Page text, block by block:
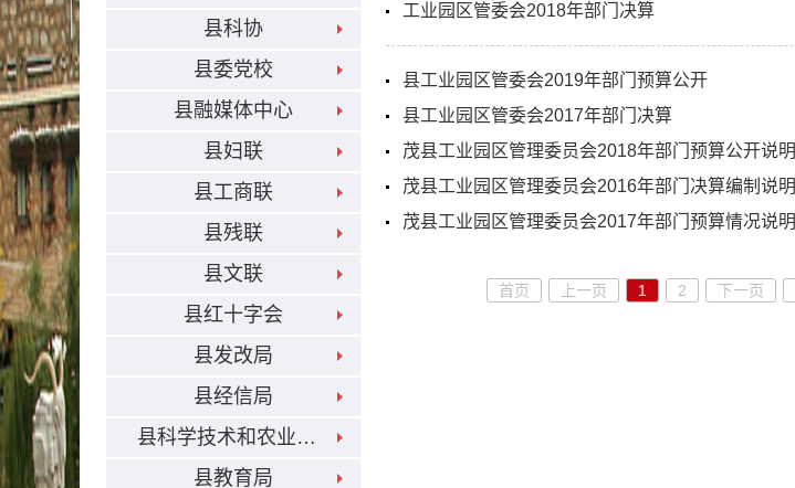
县科协
县委党校
县融媒体中心
县妇联
县工商联
县残联
县文联
县红十字会
县发改局
县经信局
县科学技术和农业畜牧局
县教育局
工业园区管委会2018年部门决算
县工业园区管委会2019年部门预算公开
县工业园区管委会2017年部门决算
茂县工业园区管理委员会2018年部门预算公开说明
茂县工业园区管理委员会2016年部门决算编制说明
茂县工业园区管理委员会2017年部门预算情况说明
首页 上一页 1 2 下一页